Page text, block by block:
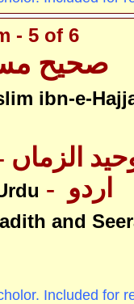
- 5 of 6
صحیح
ibn-e-
الزماں
and
Included for